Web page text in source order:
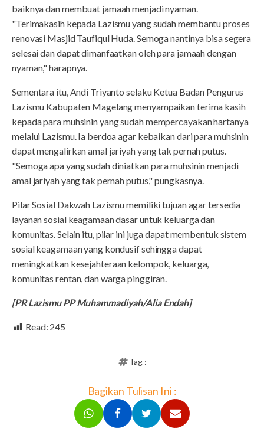
baiknya dan membuat jamaah menjadi nyaman.
"Terimakasih kepada Lazismu yang sudah membantu proses
renovasi Masjid Taufiqul Huda. Semoga nantinya bisa segera
selesai dan dapat dimanfaatkan oleh para jamaah dengan
nyaman," harapnya.
Sementara itu, Andi Triyanto selaku Ketua Badan Pengurus
Lazismu Kabupaten Magelang menyampaikan terima kasih
kepada para muhsinin yang sudah mempercayakan hartanya
melalui Lazismu. Ia berdoa agar kebaikan dari para muhsinin
dapat mengalirkan amal jariyah yang tak pernah putus.
"Semoga apa yang sudah diniatkan para muhsinin menjadi
amal jariyah yang tak pernah putus," pungkasnya.
Pilar Sosial Dakwah Lazismu memiliki tujuan agar tersedia
layanan sosial keagamaan dasar untuk keluarga dan
komunitas. Selain itu, pilar ini juga dapat membentuk sistem
sosial keagamaan yang kondusif sehingga dapat
meningkatkan kesejahteraan kelompok, keluarga,
komunitas rentan, dan warga pinggiran.
[PR Lazismu PP Muhammadiyah/Alia Endah]
Read: 245
Tag :
Bagikan Tulisan Ini :